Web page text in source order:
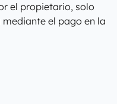
el propietario, solo
el pago en la